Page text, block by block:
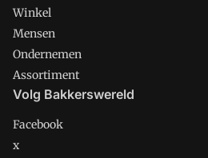
Winkel
Mensen
Ondernemen
Assortiment
Volg Bakkerswereld
Facebook
x